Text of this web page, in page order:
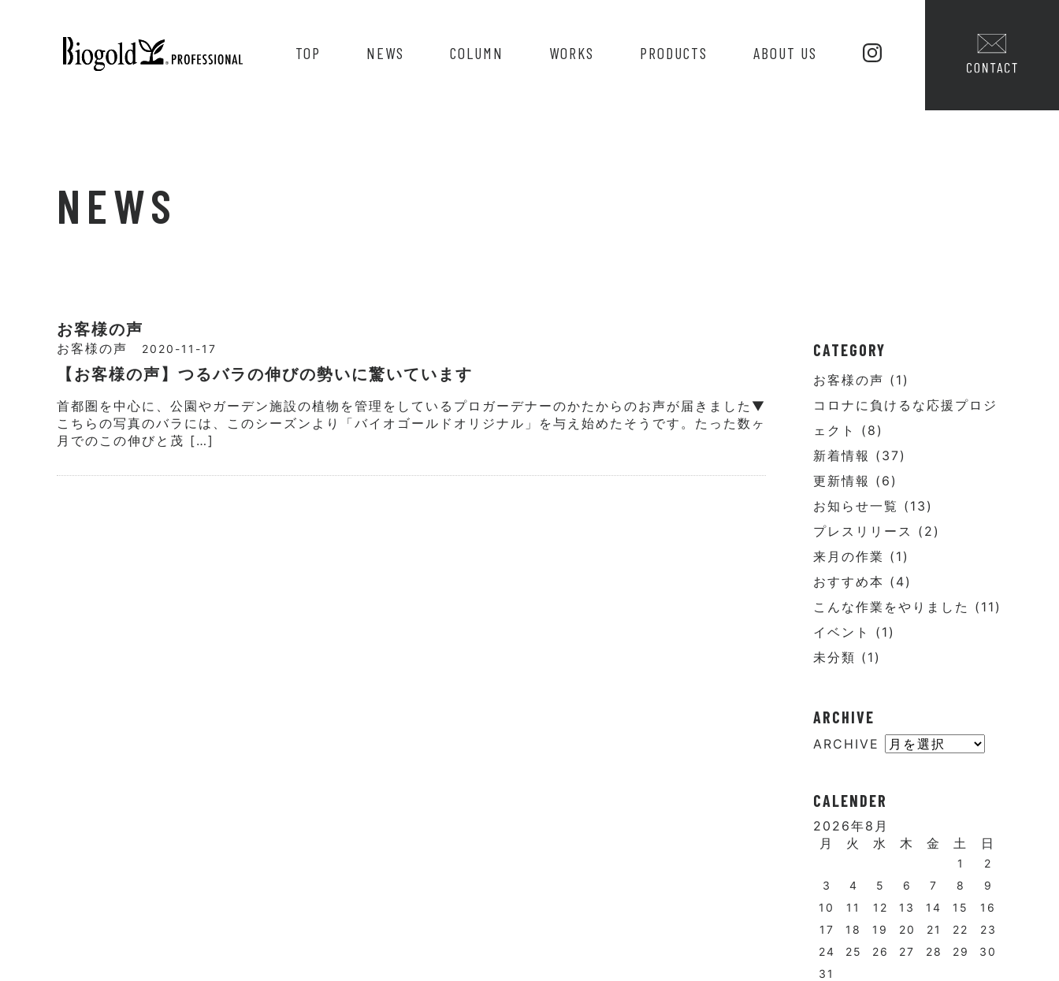
TOP NEWS COLUMN WORKS PRODUCTS ABOUT US
NEWS
お客様の声
お客様の声 2020-11-17
【お客様の声】つるバラの伸びの勢いに驚いています
首都圏を中心に、公園やガーデン施設の植物を管理をしているプロガーデナーのかたからのお声が届きました▼
こちらの写真のバラには、このシーズンより「バイオゴールドオリジナル」を与え始めたそうです。たった数ヶ
月でのこの伸びと茂 […]
CATEGORY
お客様の声 (1)
コロナに負けるな応援プロジ
ェクト
(8)
新着情報 (37)
更新情報 (6)
お知らせ一覧 (13)
プレスリリース (2)
来月の作業 (1)
おすすめ本 (4)
こんな作業をやりました (11)
イベント
(1)
未分類 (1)
ARCHIVE
ARCHIVE
CALENDER
2026年8月
月
火 水 木 金 土 日
1
2
3
4 5 6 7 8
9
10
11 12 13 14 15
16
17
18 19 20 21 22
23
24
25 26 27 28 29
30
31